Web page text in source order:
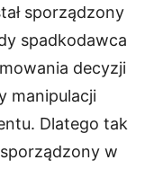
sporządzony
spadkodawca
decyzji
manipulacji
Dlatego tak
w